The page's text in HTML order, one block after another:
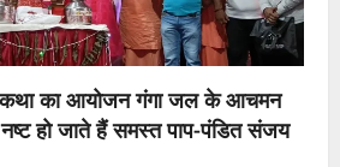
कथा का आयोजन गंगा जल के आचमन
हो जाते हैं समस्त पाप-पंडित संजय